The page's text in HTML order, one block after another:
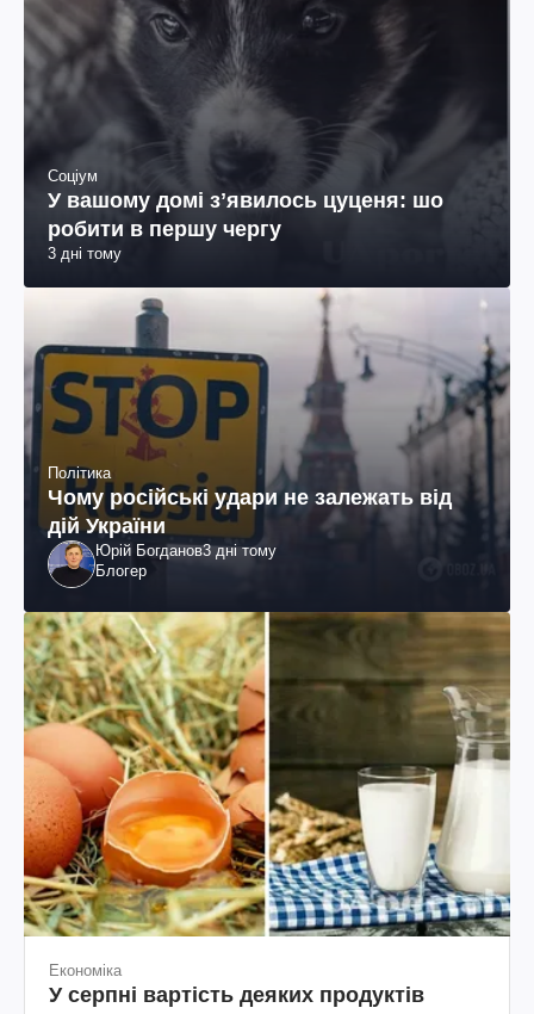
Соціум
У вашому домі зʼявилось цуценя: шо
робити в першу чергу
3 дні тому
Політика
Чому російські удари не залежать від
дій України
Юрій Богданов3 дні тому
Блогер
Економіка
У серпні вартість деяких продуктів